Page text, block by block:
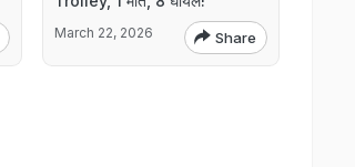
March 22, 2026 Share